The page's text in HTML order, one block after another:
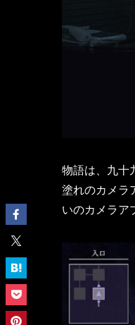
物語は、九十
塗れのカメラ
いのカメラア